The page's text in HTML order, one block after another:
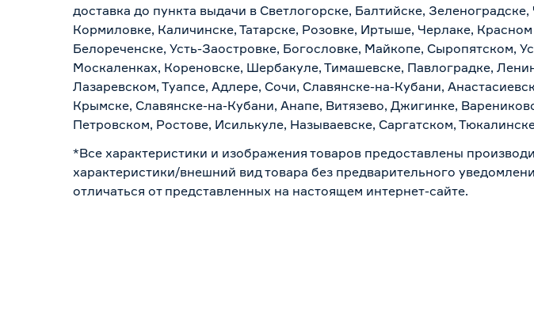
доставка до пункта выдачи в Светлогорске, Балтийске,
Кормиловке, Каличинске, Татарске, Розовке, Иртыше, Черлаке,
Белореченске, Усть-Заостровке, Богословке, Майкопе, Сыропятском,
Москаленках, Кореновске, Шербакуле, Тимашевске, Павлоградке,
Лазаревском, Туапсе, Адлере, Сочи, Славянске-на-Кубани,
Крымске, Славянске-на-Кубани, Анапе, Витязево, Джигинке,
Петровском, Ростове, Исилькуле, Называевске, Саргатском,
*Все характеристики и изображения товаров предоставлены
характеристики/внешний вид товара без предварительного
отличаться от представленных на настоящем интернет-сайте.